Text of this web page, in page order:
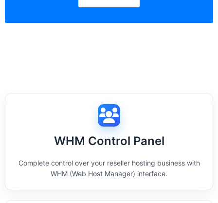
WHM Control Panel
Complete control over your reseller hosting business with
WHM (Web Host Manager) interface.